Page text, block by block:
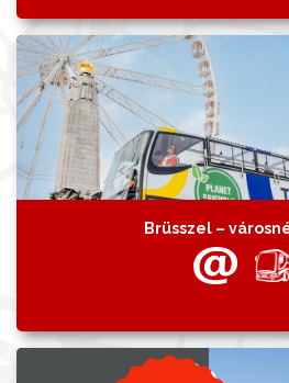
Brüsszel –